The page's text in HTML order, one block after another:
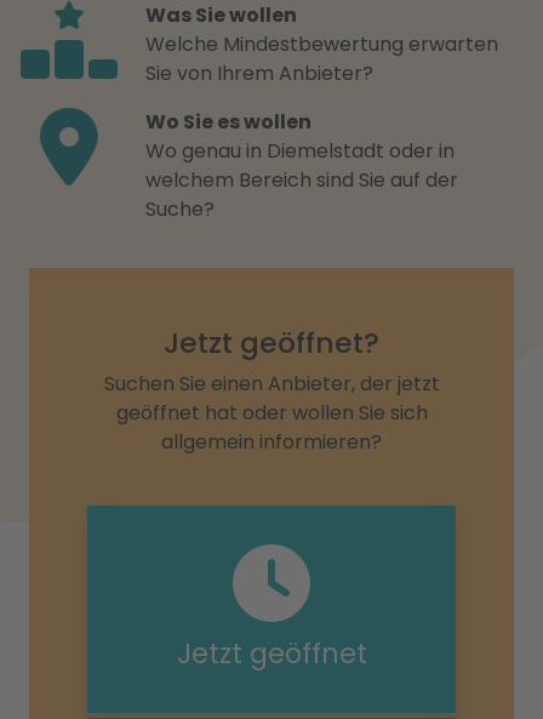
Was Sie wollen
Welche Mindestbewertung erwarten
Sie von Ihrem Anbieter?
Wo Sie es wollen
Wo genau in Diemelstadt oder in
welchem Bereich sind Sie auf der
Suche?
Jetzt geöffnet?
Suchen Sie einen Anbieter, der jetzt
geöffnet hat oder wollen Sie sich
allgemein informieren?
Jetzt geöffnet